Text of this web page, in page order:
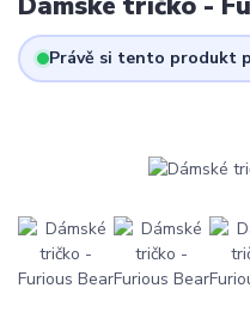
Právě si tento produkt